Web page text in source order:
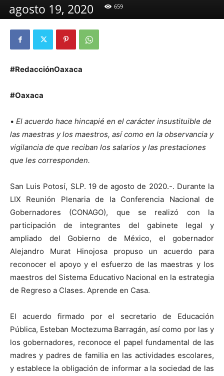
agosto 19, 2020 659
#RedacciónOaxaca
#Oaxaca
• El acuerdo hace hincapié en el carácter insustituible de
las maestras y los maestros, así como en la observancia y
vigilancia de que reciban los salarios y las prestaciones
que les corresponden.
San Luis Potosí, SLP. 19 de agosto de 2020.-. Durante la
LIX Reunión Plenaria de la Conferencia Nacional de
Gobernadores (CONAGO), que se realizó con la
participación de integrantes del gabinete legal y
ampliado del Gobierno de México, el gobernador
Alejandro Murat Hinojosa propuso un acuerdo para
reconocer el apoyo y el esfuerzo de las maestras y los
maestros del Sistema Educativo Nacional en la estrategia
de Regreso a Clases. Aprende en Casa.
El acuerdo firmado por el secretario de Educación
Pública, Esteban Moctezuma Barragán, así como por las y
los gobernadores, reconoce el papel fundamental de las
madres y padres de familia en las actividades escolares,
y establece la obligación de informar a la sociedad de las